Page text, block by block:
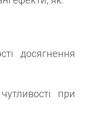
досягнення
при